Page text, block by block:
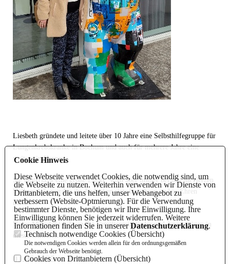
Liesbeth gründete und leitete über 10 Jahre eine Selbsthilfegruppe für
Lungenkrebskranke in Bochum und auch für mehrere Jahre eine
weitere in Herne.
Sie hinterlässt eine große Lücke, wird aber immer bei uns im Herzen
bleiben. Wir werden ihr Andenken stets bewahren und in Ehren
halten.
Unser Mitgefühl geht an die Familienmitglieder und Angehörigen in
dieser schweren Zeit.
01.06.2025
Cookie Hinweis
Diese Webseite verwendet Cookies, die notwendig sind, um
die Webseite zu nutzen. Weiterhin verwenden wir Dienste von
Drittanbietern, die uns helfen, unser Webangebot zu
verbessern (Website-Optmierung). Für die Verwendung
bestimmter Dienste, benötigen wir Ihre Einwilligung. Ihre
Einwilligung können Sie jederzeit widerrufen. Weitere
Informationen finden Sie in unsererDatenschutzerklärung.
Technisch notwendige Cookies (Übersicht)
Die notwendigen Cookies werden allein für den ordnungsgemäßen
Gebrauch der Webseite benötigt.
Cookies von Drittanbietern (Übersicht)